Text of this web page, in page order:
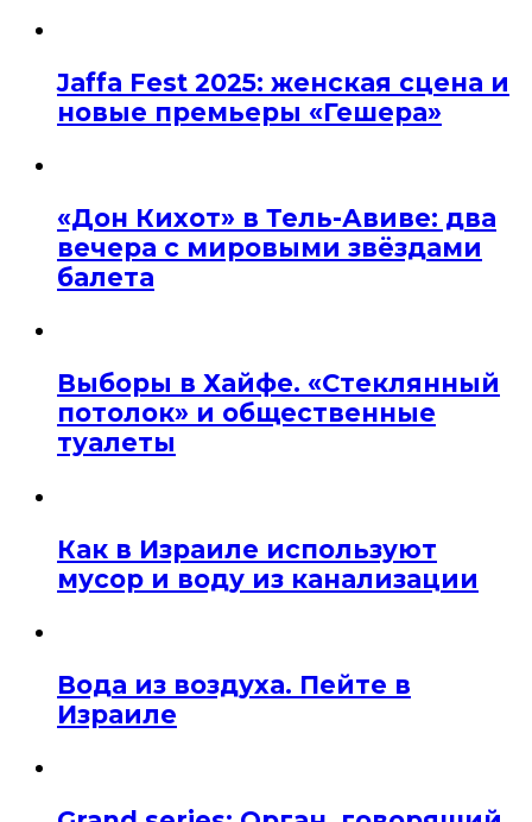
Jaffa Fest 2025: женская сцена и
новые премьеры «Гешера»
«Дон Кихот» в Тель-Авиве: два
вечера с мировыми звёздами
балета
Выборы в Хайфе. «Стеклянный
потолок» и общественные
туалеты
Как в Израиле используют
мусор и воду из канализации
Вода из воздуха. Пейте в
Израиле